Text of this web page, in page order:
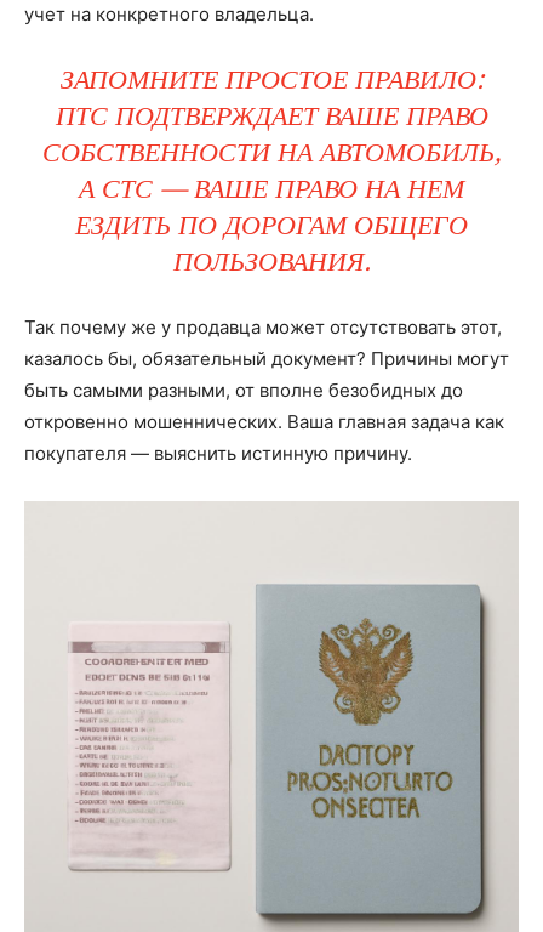
учет на конкретного владельца.
ЗАПОМНИТЕ ПРОСТОЕ ПРАВИЛО:
ПТС ПОДТВЕРЖДАЕТ ВАШЕ ПРАВО
СОБСТВЕННОСТИ НА АВТОМОБИЛЬ,
А СТС — ВАШЕ ПРАВО НА НЕМ
ЕЗДИТЬ ПО ДОРОГАМ ОБЩЕГО
ПОЛЬЗОВАНИЯ.
Так почему же у продавца может отсутствовать этот,
казалось бы, обязательный документ? Причины могут
быть самыми разными, от вполне безобидных до
откровенно мошеннических. Ваша главная задача как
покупателя — выяснить истинную причину.